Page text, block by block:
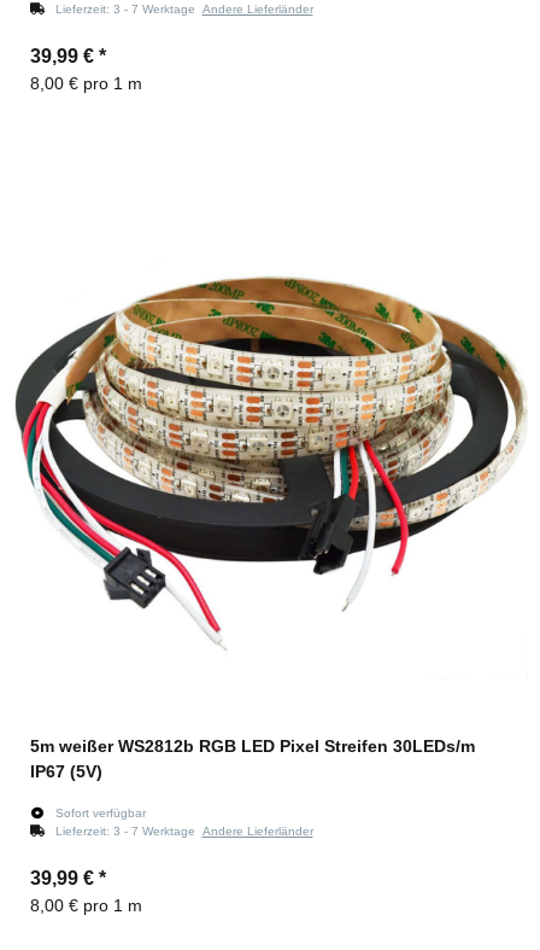
Lieferzeit: 3 - 7 Werktage Andere Lieferländer
39,99 € *
8,00 € pro 1 m
5m weißer WS2812b RGB LED Pixel Streifen 30LEDs/m
IP67 (5V)
Sofort verfügbar
Lieferzeit: 3 - 7 Werktage Andere Lieferländer
39,99 € *
8,00 € pro 1 m